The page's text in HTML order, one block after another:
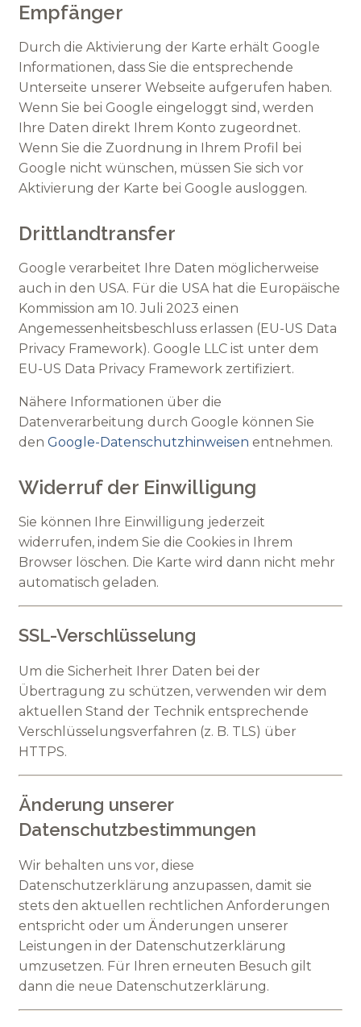
Empfänger
Durch die Aktivierung der Karte erhält Google
Informationen, dass Sie die entsprechende
Unterseite unserer Webseite aufgerufen haben.
Wenn Sie bei Google eingeloggt sind, werden
Ihre Daten direkt Ihrem Konto zugeordnet.
Wenn Sie die Zuordnung in Ihrem Profil bei
Google nicht wünschen, müssen Sie sich vor
Aktivierung der Karte bei Google ausloggen.
Drittlandtransfer
Google verarbeitet Ihre Daten möglicherweise
auch in den USA. Für die USA hat die Europäische
Kommission am 10. Juli 2023 einen
Angemessenheitsbeschluss erlassen (EU-US Data
Privacy Framework). Google LLC ist unter dem
EU-US Data Privacy Framework zertifiziert.
Nähere Informationen über die
Datenverarbeitung durch Google können Sie
den Google-Datenschutzhinweisen entnehmen.
Widerruf der Einwilligung
Sie können Ihre Einwilligung jederzeit
widerrufen, indem Sie die Cookies in Ihrem
Browser löschen. Die Karte wird dann nicht mehr
automatisch geladen.
SSL-Verschlüsselung
Um die Sicherheit Ihrer Daten bei der
Übertragung zu schützen, verwenden wir dem
aktuellen Stand der Technik entsprechende
Verschlüsselungsverfahren (z. B. TLS) über
HTTPS.
Änderung unserer
Datenschutzbestimmungen
Wir behalten uns vor, diese
Datenschutzerklärung anzupassen, damit sie
stets den aktuellen rechtlichen Anforderungen
entspricht oder um Änderungen unserer
Leistungen in der Datenschutzerklärung
umzusetzen. Für Ihren erneuten Besuch gilt
dann die neue Datenschutzerklärung.